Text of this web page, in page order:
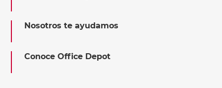
Nosotros te ayudamos
Conoce Office Depot